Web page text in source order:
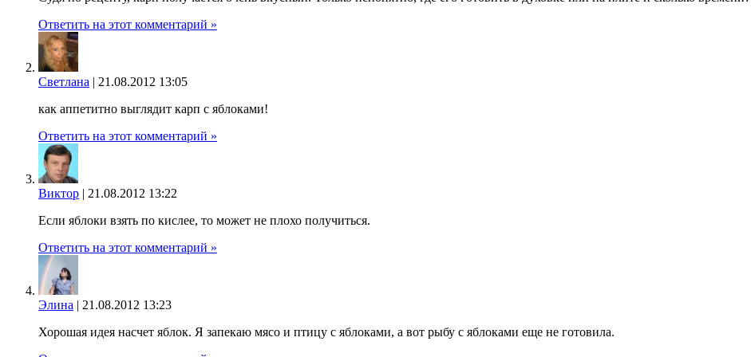
Ответить на этот комментарий »
Светлана | 21.08.2012 13:05
как аппетитно выглядит карп с яблоками!
Ответить на этот комментарий »
Виктор | 21.08.2012 13:22
Если яблоки взять по кислее, то может не плохо получиться.
Ответить на этот комментарий »
Элина | 21.08.2012 13:23
Хорошая идея насчет яблок. Я запекаю мясо и птицу с яблоками, а вот рыбу с яблоками еще не готовила.